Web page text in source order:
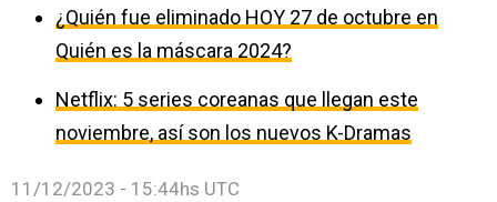
¿Quién fue eliminado HOY 27 de octubre en
Quién es la máscara 2024?
Netflix: 5 series coreanas que llegan este
noviembre, así son los nuevos K-Dramas
11/12/2023 - 15:44hs UTC